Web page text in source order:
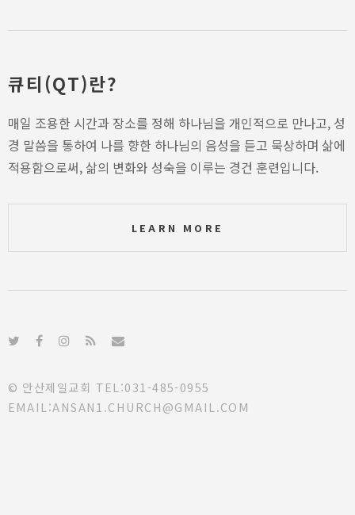
큐티(QT)란?
매일 조용한 시간과 장소를 정해 하나님을 개인적으로 만나고, 성
경 말씀을 통하여 나를 향한 하나님의 음성을 듣고 묵상하며 삶에
적용함으로써, 삶의 변화와 성숙을 이루는 경건 훈련입니다.
LEARN MORE
© 안산제일교회 TEL:031-485-0955
EMAIL:ANSAN1.CHURCH@GMAIL.COM